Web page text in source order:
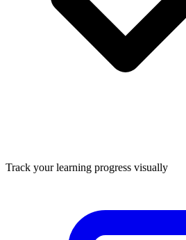
Track your learning progress visually